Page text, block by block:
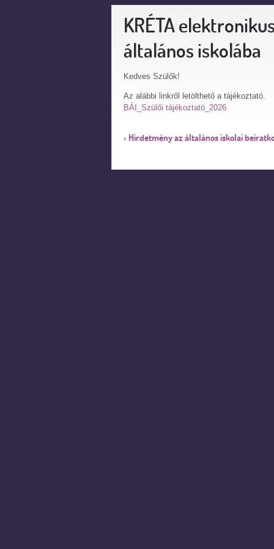
KRÉTA
általános iskolába
Kedves Szülők!
Az alábbi linkről letölthető a tájékoztató.
BÁI_Szülői tájékoztató_2026
‹ Hirdetmény az általános iskolai